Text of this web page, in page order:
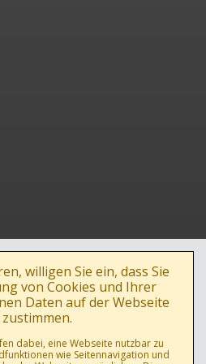
willigen Sie ein, dass Sie
von Cookies und Ihrer
Daten auf der Webseite
dabei, eine Webseite nutzbar zu
wie Seitennavigation und